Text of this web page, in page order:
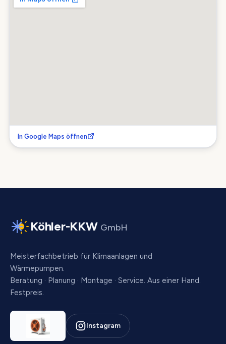
In Google Maps öffnen
Köhler-KKW GmbH
Meisterfachbetrieb für Klimaanlagen und
Wärmepumpen.
Beratung · Planung · Montage · Service. Aus einer Hand.
Festpreis.
Instagram